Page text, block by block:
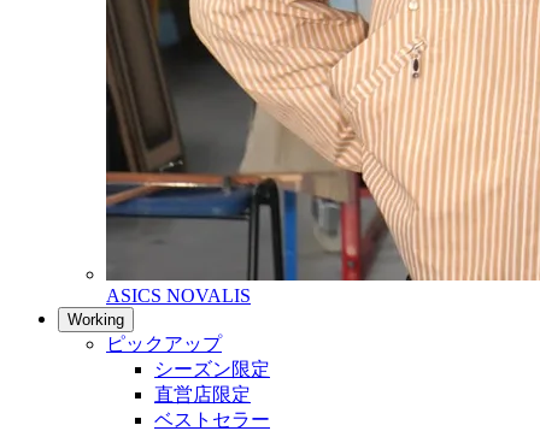
ASICS NOVALIS
Working
ピックアップ
シーズン限定
直営店限定
ベストセラー